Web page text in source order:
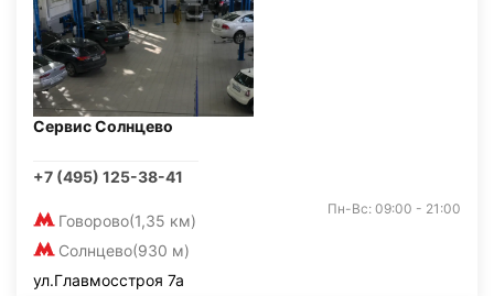
Сервис Солнцево
+7 (495) 125-38-41
Говорово(1,35 км)
Солнцево(930 м)
Пн-Вс: 09:00 - 21:00
ул.Главмосстроя 7а